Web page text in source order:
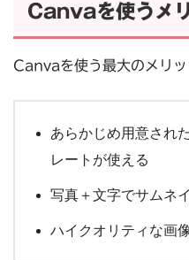
Canvaを使うメ
Canvaを使う最大のメリ
あらかじめ用意され
レートが使える
写真＋文字でサムネ
ハイクオリティな画